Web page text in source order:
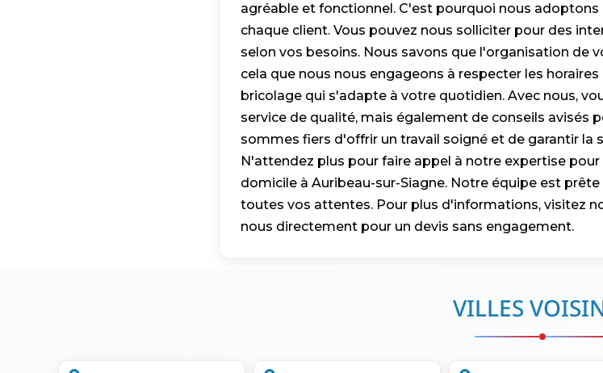
agréable et fonctionnel. C'est pourquoi nous
chaque client. Vous pouvez nous solliciter pour des
selon vos besoins. Nous savons que l'organisation de
cela que nous nous engageons à respecter les
bricolage qui s'adapte à votre quotidien. Avec nous,
service de qualité, mais également de conseils avisés
sommes fiers d'offrir un travail soigné et de garantir la
N'attendez plus pour faire appel à notre expertise
domicile à Auribeau-sur-Siagne. Notre équipe est
toutes vos attentes. Pour plus d'informations, visitez
nous directement pour un devis sans engagement.
VILLES